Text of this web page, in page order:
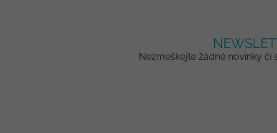
Nezmeškejte žádné novinky či